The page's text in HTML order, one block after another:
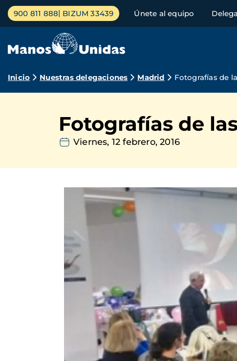
Pasar
contenido
Menú
principal
900 811 888 BIZUM 33439 Únete al equipo
Ruta
navegación
Inicio Nuestras delegaciones Madrid Fotografías de
Fotografías de
Viernes, 12 febrero, 2016